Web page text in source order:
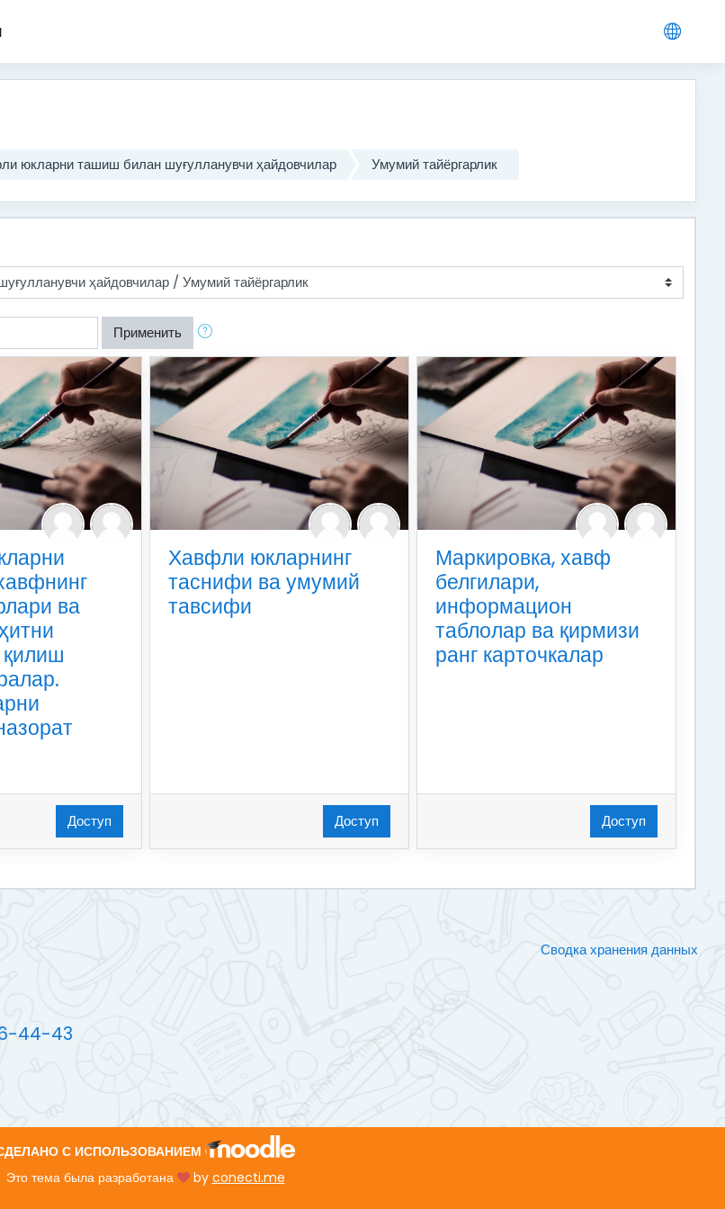
юкларни ташиш билан шуғулланувчи ҳайдовчилар Умумий тайёргарлик
Применить
ва
Доступ
Хавфли юкларнинг
таснифи ва умумий
тавсифи
Доступ
Маркировка, хавф
белгилари,
информацион
таблолар ва қирмизи
ранг карточкалар
Доступ
44-43
Сводка хранения данных
С ИСПОЛЬЗОВАНИЕМ
Это тема была разработана
by conecti.me